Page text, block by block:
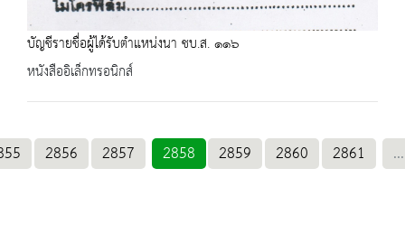
บัญชีรายชื่อผู้ได้รับตำแหน่งนา ชบ.ส. ๑๑๖
หนังสืออิเล็กทรอนิกส์
2856 2857 2858 2859 2860 2861 ...